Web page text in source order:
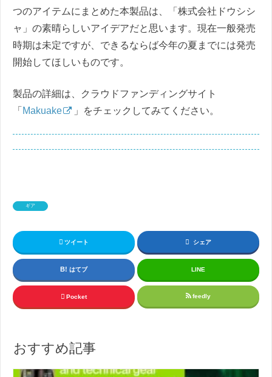
つのアイテムにまとめた本製品は、「株式会社ドウシシ
ャ」の素晴らしいアイデアだと思います。現在一般発売
時期は未定ですが、できるならば今年の夏までには発売
開始してほしいものです。
製品の詳細は、クラウドファンディングサイト
「 Makuake 」をチェックしてみてください。
ギア
ツイート シェア
はてブ LINE
Pocket feedly
おすすめ記事